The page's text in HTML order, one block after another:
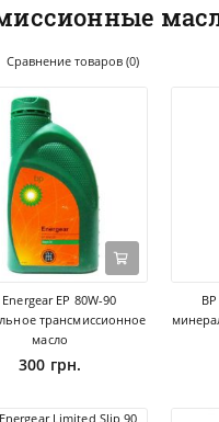
Сравнение товаров (0)
Energear EP 80W-90
трансмиссионное
масло
300 грн.